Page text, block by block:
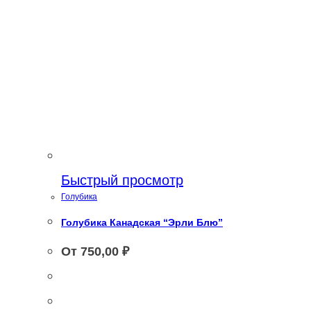
Быстрый просмотр
Голубика
Голубика Канадская “Эрли Блю”
От 750,00 ₽